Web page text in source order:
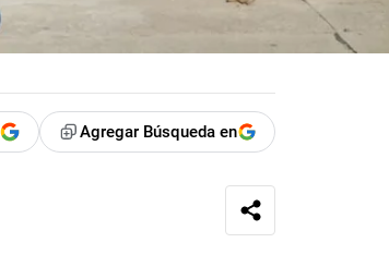
Agregar Búsqueda en